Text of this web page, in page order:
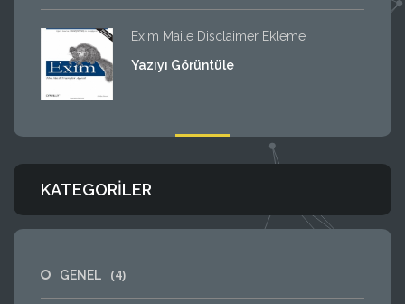
Exim Maile Disclaimer Ekleme
Yazıyı Görüntüle
KATEGORILER
GENEL (4)